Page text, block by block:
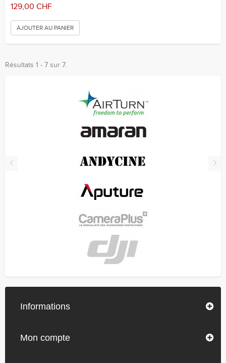
129,00 CHF
AJOUTER AU PANIER
Résultats 1 - 7 sur 7.
Informations
Mon compte